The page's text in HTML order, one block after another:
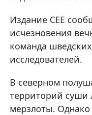
Издание CEE
исчезновения
команда
исследователей.
В северном
территорий суши
мерзлоты.